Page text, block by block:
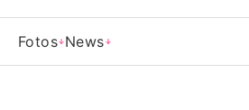
Impressum
Fotos News